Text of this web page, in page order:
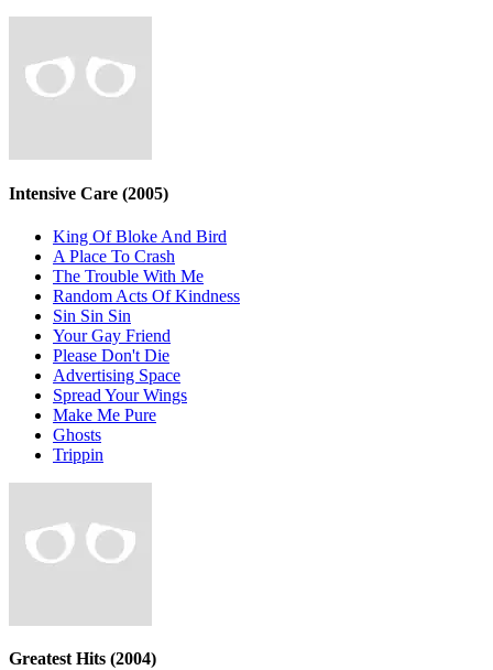
Intensive Care (2005)
King Of Bloke And Bird
A Place To Crash
The Trouble With Me
Random Acts Of Kindness
Sin Sin Sin
Your Gay Friend
Please Don't Die
Advertising Space
Spread Your Wings
Make Me Pure
Ghosts
Trippin
Greatest Hits (2004)